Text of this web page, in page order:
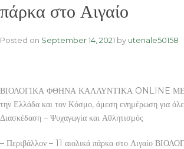
πάρκα στο Αιγαίο
Posted on September 14, 2021 by utenale50158
ΒΙΟΛΟΓΙΚΑ ΦΘΗΝΑ ΚΑΛΛΥΝΤΙΚΑ ONLINE
την Ελλάδα και τον Κόσμο, άμεση ενημέρωση για όλες
Διασκέδαση – Ψυχαγωγία και Αθλητισμός
– Περιβάλλον – 11 αιολικά πάρκα στο Αιγαίο